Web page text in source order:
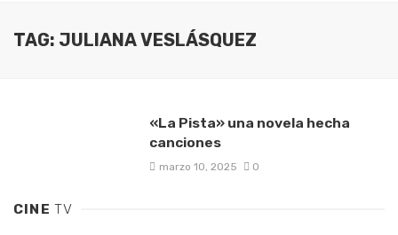
TAG: JULIANA VESLÁSQUEZ
«La Pista» una novela hecha
canciones
marzo 10, 2025 0
CINETV